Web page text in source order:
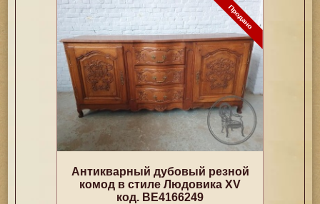
Антикварный дубовый резной
комод в стиле Людовика XV
код. BE4166249